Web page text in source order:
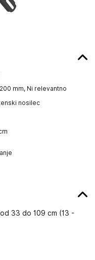
mm, Ni relevantno
nosilec
33 do 109 cm (13 -